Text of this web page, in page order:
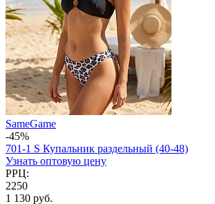
SameGame
-45%
701-1 S Купальник раздельный (40-48)
Узнать оптовую цену
РРЦ:
2250
1 130 руб.